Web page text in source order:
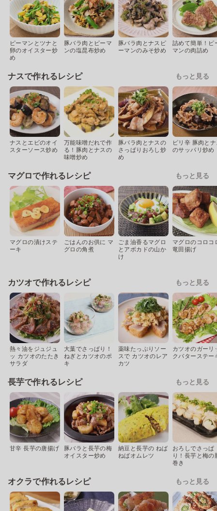
ピーマンとツナと
卵のオイスター炒
め
豚バラ肉とピーマ
ンの塩昆布炒め
豚バラ肉とナスピ
ーマンのみそ炒め
詰めて簡単！ピ
マンの肉詰め
ナスで作れるレシピ もっと見る
ナスとエビのオイ
スターソース炒め
万能味噌だれで作
る！豚肉とナスの
味噌炒め
豚バラ肉とナスの
さっぱりおろし炒
め
ピリ辛 豚肉と
のサッパリ炒め
マグロで作れるレシピ もっと見る
マグロの漬けステ
ーキ
ごはんのお供に マ
グロの角煮
ごま油香るマグロ
とアボカドの山か
け
マグロのコロコ
竜田揚げ
カツオで作れるレシピ もっと見る
熱々油をジュジュ
ッ カツオのたたき
サラダ
大葉でさっぱり！
ねぎとカツオのポ
キ
薬味たっぷりソー
スで カツオのレア
カツ
カツオのガーリ
クバターステー
長芋で作れるレシピ もっと見る
甘辛 長芋の唐揚げ
豚バラと長芋の梅
オイスター炒め
納豆と長芋の ねば
ねばオムレツ
おろしでさっぱ
り！長芋と梅の
巻き
オクラで作れるレシピ もっと見る